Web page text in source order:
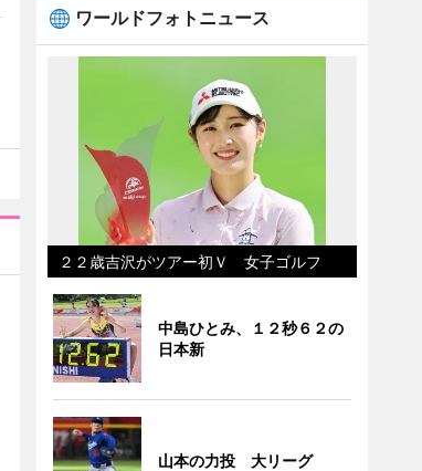
ワールドフォトニュース
２２歳吉沢がツアー初Ｖ 女子ゴルフ
中島ひとみ、１２秒６２の
日本新
山本の力投 大リーグ